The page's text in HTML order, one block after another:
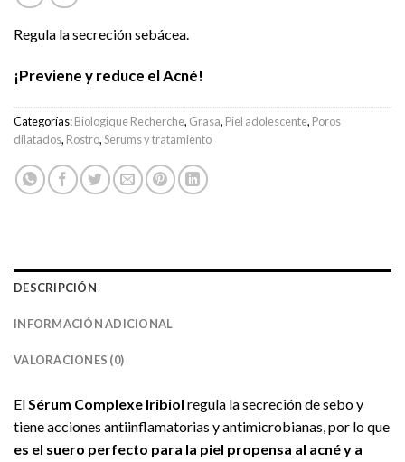
Regula la secreción sebácea.
¡Previene y reduce el Acné!
Categorías:Biologique Recherche, Grasa, Piel adolescente, Poros
dilatados, Rostro,Serums y tratamiento
DESCRIPCIÓN
INFORMACIÓN ADICIONAL
VALORACIONES (0)
ElSérum Complexe Iribiol regula la secreción de sebo y
tiene acciones antiinflamatorias y antimicrobianas, por lo que
es el suero perfecto para la piel propensa al acné y a